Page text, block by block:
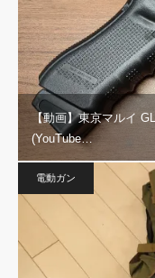
【動画】東京マルイ
(YouTube…
電動ガン